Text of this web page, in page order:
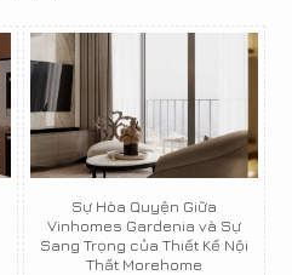
Sự Hòa Quyện Giữa
Vinhomes Gardenia và Sự
Sang Trọng của Thiết Kế Nội
Thất Morehome